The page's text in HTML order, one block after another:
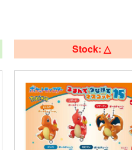
Stock: △